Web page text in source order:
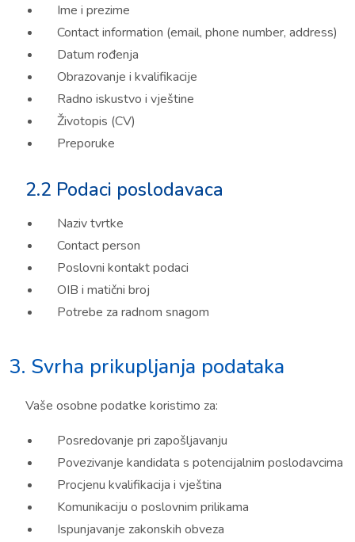
Ime i prezime
Contact information (email, phone number, address)
Datum rođenja
Obrazovanje i kvalifikacije
Radno iskustvo i vještine
Životopis (CV)
Preporuke
2.2 Podaci poslodavaca
Naziv tvrtke
Contact person
Poslovni kontakt podaci
OIB i matični broj
Potrebe za radnom snagom
3. Svrha prikupljanja podataka
Vaše osobne podatke koristimo za:
Posredovanje pri zapošljavanju
Povezivanje kandidata s potencijalnim poslodavcima
Procjenu kvalifikacija i vještina
Komunikaciju o poslovnim prilikama
Ispunjavanje zakonskih obveza